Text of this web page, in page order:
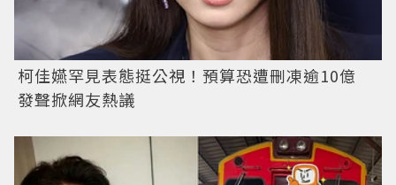
柯佳嬿罕見表態挺公視！預算恐遭刪凍逾10億
發聲掀網友熱議